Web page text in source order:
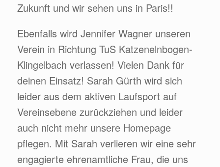
Zukunft und wir sehen uns in Paris!!
Ebenfalls wird Jennifer Wagner unseren
Verein in Richtung TuS Katzenelnbogen-
Klingelbach verlassen! Vielen Dank für
deinen Einsatz! Sarah Gürth wird sich
leider aus dem aktiven Laufsport auf
Vereinsebene zurückziehen und leider
auch nicht mehr unsere Homepage
pflegen. Mit Sarah verlieren wir eine sehr
engagierte ehrenamtliche Frau, die uns